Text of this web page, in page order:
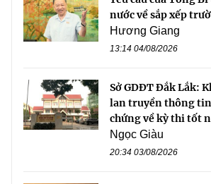
nước về sắp xếp
Hương Giang
13:14 04/08/2026
Sở GDĐT Đắk Lắk:
lan truyền thông
chứng về kỳ thi tốt
Ngọc Giàu
20:34 03/08/2026